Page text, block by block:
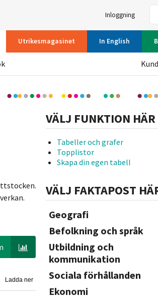
Inloggning
Utrikesmagasinet In English
Ladda ner
VÄLJ FUNKTION HÄR
Tabeller och grafer
Topplistor
Skapa din egen tabell
VÄLJ FAKTAPOST
Geografi
Befolkning och språk
Utbildning och
kommunikation
Sociala förhållanden
Ekonomi